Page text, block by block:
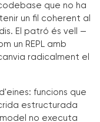
que no ha
un fil coherent al
El patró és vell —
un REPL amb
radicalment el
funcions que
estructurada
no executa